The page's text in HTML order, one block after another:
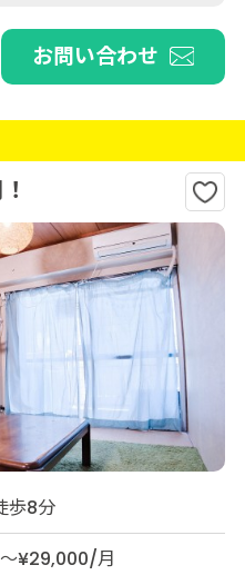
お問い合わせ
歩8分
¥29,000/月